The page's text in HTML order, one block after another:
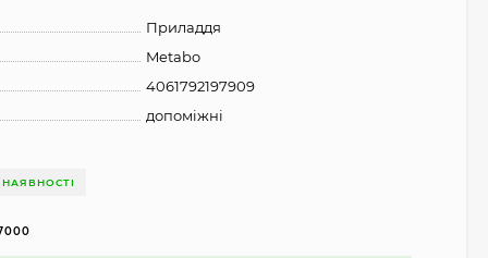
Приладдя
Metabo
4061792197909
допоміжні
НАЯВНОСТІ